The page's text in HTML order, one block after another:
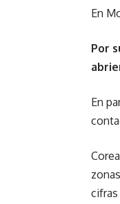
En
Por
En